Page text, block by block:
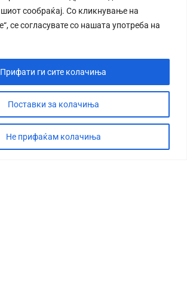
сообраќај. Со кликнување на
се согласувате со нашата употреба на
Поставки за колачиња
Не прифаќам колачиња
Прифати ги сите колачиња